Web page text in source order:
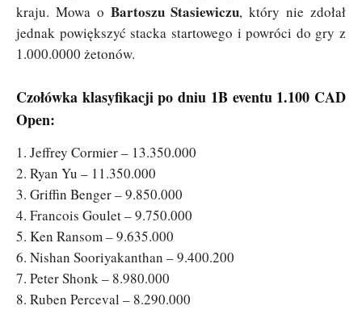
kraju. Mowa o Bartoszu Stasiewiczu, który nie zdołał
jednak powiększyć stacka startowego i powróci do gry z
1.000.0000 żetonów.
Czołówka klasyfikacji po dniu 1B eventu 1.100 CAD
Open:
1. Jeffrey Cormier – 13.350.000
2. Ryan Yu – 11.350.000
3. Griffin Benger – 9.850.000
4. Francois Goulet – 9.750.000
5. Ken Ransom – 9.635.000
6. Nishan Sooriyakanthan – 9.400.200
7. Peter Shonk – 8.980.000
8. Ruben Perceval – 8.290.000